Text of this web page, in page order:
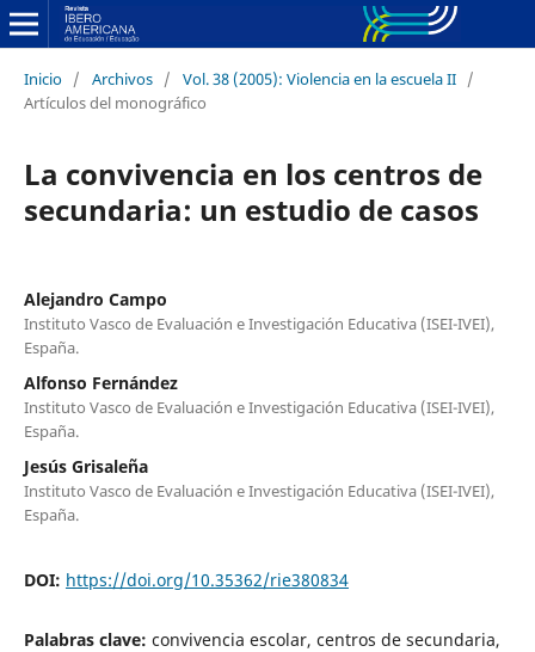
Inicio / Archivos / Vol. 38 (2005): Violencia en la escuela II /
Artículos del monográfico
La convivencia en los centros de
secundaria: un estudio de casos
Alejandro Campo
Instituto Vasco de Evaluación e Investigación Educativa (ISEI-IVEI),
España.
Alfonso Fernández
Instituto Vasco de Evaluación e Investigación Educativa (ISEI-IVEI),
España.
Jesús Grisaleña
Instituto Vasco de Evaluación e Investigación Educativa (ISEI-IVEI),
España.
DOI: https://doi.org/10.35362/rie380834
Palabras clave: convivencia escolar, centros de secundaria,